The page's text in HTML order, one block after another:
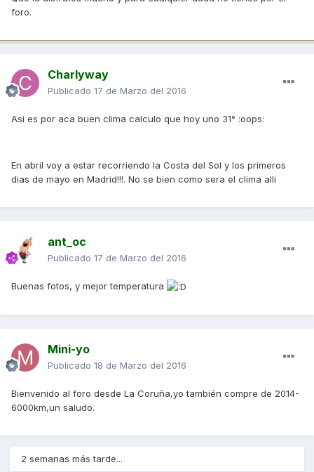
foro.
Charlyway
Publicado 17 de Marzo del 2016
Asi es por aca buen clima calculo que hoy uno 31° :oops:
En abril voy a estar recorriendo la Costa del Sol y los primeros
dias de mayo en Madrid!!!. No se bien como sera el clima alli
ant_oc
Publicado 17 de Marzo del 2016
Buenas fotos, y mejor temperatura
Mini-yo
Publicado 18 de Marzo del 2016
Bienvenido al foro desde La Coruña,yo también compre de 2014-
6000km,un saludo.
2 semanas más tarde...